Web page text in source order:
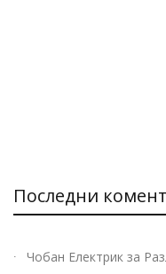
Последни
Чобан Електрик за